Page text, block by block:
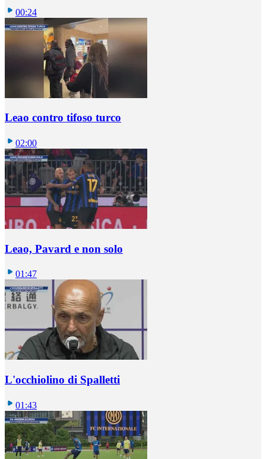
00:24
Leao contro tifoso turco
02:00
Leao, Pavard e non solo
01:47
L'occhiolino di Spalletti
01:43